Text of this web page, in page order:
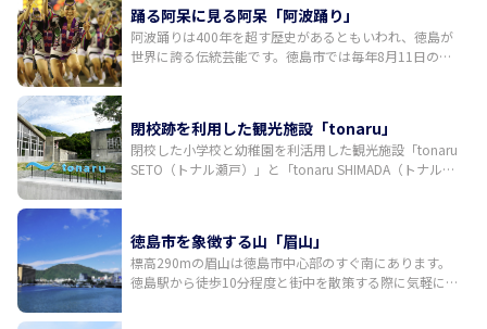
踊る阿呆に見る阿呆「阿波踊り」
阿波踊りは400年を超す歴史があるともいわれ、徳島が
世界に誇る伝統芸能です。徳島市では毎年8月11日の前
鉦、太鼓などの鳴り物の音色に合わせた大編成での一糸
乱れぬ踊りが「徳島の夏」を彩ります。
閉校跡を利用した観光施設「tonaru」
閉校した小学校と幼稚園を利活用した観光施設「tonaru
SETO（トナル瀬戸）」と「tonaru SHIMADA（トナル島
tonaru SHIMADAではキャンプが楽しめます。建築家・増
田友也氏が手掛けたモダニズム建築も見どころです。
徳島市を象徴する山「眉山」
標高290mの眉山は徳島市中心部のすぐ南にあります。
徳島駅から徒歩10分程度と街中を散策する際に気軽に立